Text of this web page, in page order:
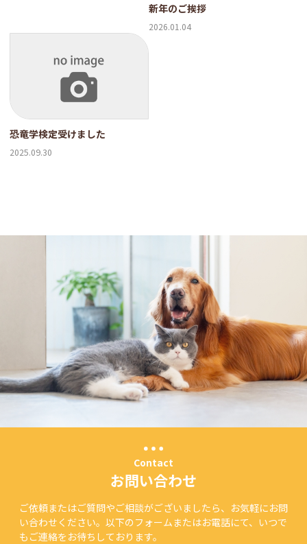
新年のご挨拶
2026.01.04
恐竜学検定受けました
2025.09.30
Contact
お問い合わせ
ご依頼またはご質問やご相談がございましたら、お気軽にお問
い合わせください。以下のフォームまたはお電話にて、いつで
もご連絡をお待ちしております。